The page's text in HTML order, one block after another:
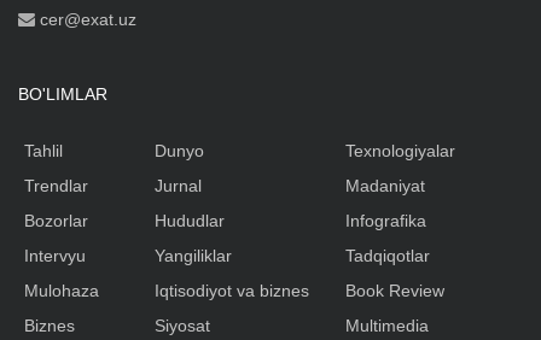
cer@exat.uz
BO'LIMLAR
Tahlil
Trendlar
Bozorlar
Intervyu
Mulohaza
Biznes
Dunyo
Jurnal
Hududlar
Yangiliklar
Iqtisodiyot va biznes
Siyosat
Texnologiyalar
Madaniyat
Infografika
Tadqiqotlar
Book Review
Multimedia